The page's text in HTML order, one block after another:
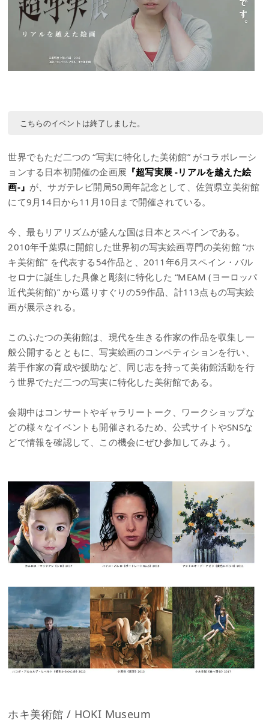
こちらのイベントは終了しました。
世界でもただ二つの “写実に特化した美術館” がコラボレーシ
ョンする日本初開催の企画展 『超写実展 -リアルを越えた絵
画-』 が、サガテレビ開局50周年記念として、佐賀県立美術館
にて9月14日から11月10日まで開催されている。
今、最もリアリズムが盛んな国は日本とスペインである。
2010年千葉県に開館した世界初の写実絵画専門の美術館 “ホ
キ美術館” を代表する54作品と、2011年6月スペイン・バル
セロナに誕生した具像と彫刻に特化した “MEAM (ヨーロッパ
近代美術館)” から選りすぐりの59作品、計113点もの写実絵
画が展示される。
このふたつの美術館は、現代を生きる作家の作品を収集し一
般公開するとともに、写実絵画のコンペティションを行い、
若手作家の育成や援助など、同じ志を持って美術館活動を行
う世界でただ二つの写実に特化した美術館である。
会期中はコンサートやギャラリートーク、ワークショップな
どの様々なイベントも開催されるため、公式サイトやSNSな
どで情報を確認して、この機会にぜひ参加してみよう。
ホキ美術館 / HOKI Museum